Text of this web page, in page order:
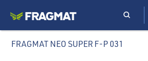
FRAGMAT NEO SUPER F-P 031